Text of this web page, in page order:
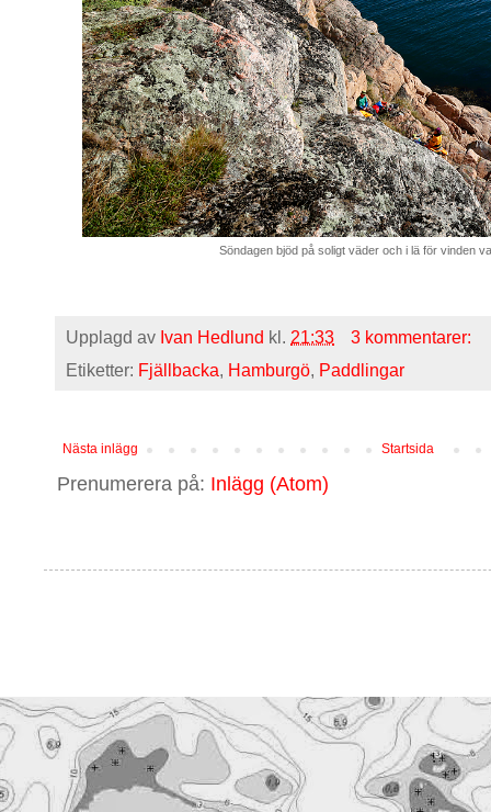
Söndagen bjöd på soligt väder och i lä för vinden
Upplagd av Ivan Hedlund kl. 21:33
3 kommentarer:
Etiketter: Fjällbacka, Hamburgö, Paddlingar
Nästa inlägg Startsida
Prenumerera på: Inlägg (Atom)